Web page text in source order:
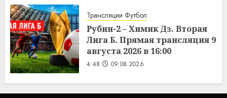
Трансляции Футбол
Рубин-2 – Химик Дз. Вторая
Лига Б. Прямая трансляция 9
августа 2026 в 16:00
4:48 09.08.2026